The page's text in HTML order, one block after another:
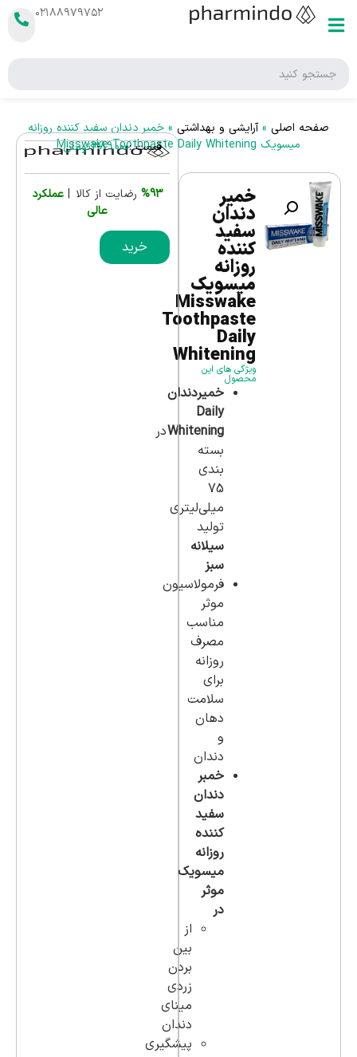
۰۲۱۸۸۹۷۹۷۵۲
صفحه اصلی »آرایشی و بهداشتی » خمیر دندان سفید کننده روزانه
میسویک Misswake Toothpaste Daily Whitening
خمیر
دندان
سفید
کننده
روزانه
میسویک
Misswake
Toothpaste
Daily
Whitening
ویژگی های این
محصول
خمیردندان
Daily
Whiteningدر
بسته
بندی
75
میلی‌لیتری
تولید
سیلانه
سبز
فرمولاسیون
موثر
مناسب
مصرف
روزانه
برای
سلامت
دهان
و
دندان
خمبر
دندان
سفید
کننده
روزانه
میسویک
موثر
در
از
بین
بردن
زردی
مینای
دندان
پیشگیری
قیمت :389,000تومان
%93 رضایت از کالا | عملکرد
عالی
خرید